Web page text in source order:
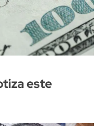
este